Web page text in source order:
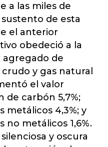
a las miles de
de esta
el anterior
obedeció a la
agregado de
y gas natural
el valor
de carbón 5,7%;
metálicos 4,3%; y
no metálicos 1,6%.
y oscura